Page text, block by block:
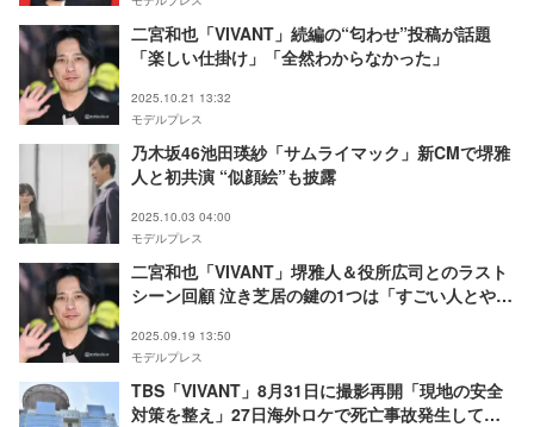
二宮和也「VIVANT」続編の“匂わせ”投稿が話題
「楽しい仕掛け」「全然わからなかった」
2025.10.21 13:32
モデルプレス
乃木坂46池田瑛紗「サムライマック」新CMで堺雅
人と初共演 “似顔絵”も披露
2025.10.03 04:00
モデルプレス
二宮和也「VIVANT」堺雅人＆役所広司とのラスト
シーン回顧 泣き芝居の鍵の1つは「すごい人とやる
2025.09.19 13:50
モデルプレス
TBS「VIVANT」8月31日に撮影再開「現地の安全
対策を整え」27日海外ロケで死亡事故発生してい